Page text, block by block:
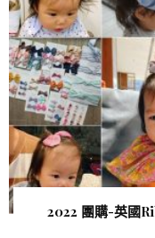
2022 團購-英國